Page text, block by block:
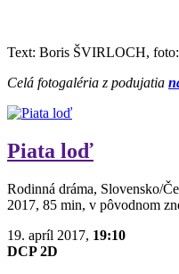
Text: Boris ŠVIRLOCH,
Celá fotogaléria z podujatia
Piata loď
Rodinná dráma, Slovensko/
2017, 85 min, v pôvodnom
19. apríl 2017, 19:10
DCP 2D